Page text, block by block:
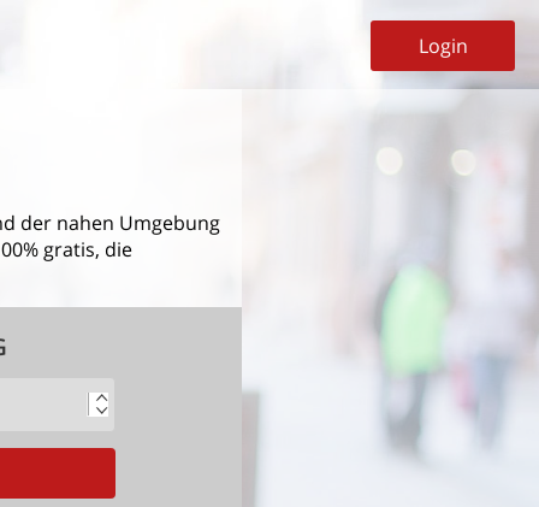
Login
der nahen Umgebung
gratis, die